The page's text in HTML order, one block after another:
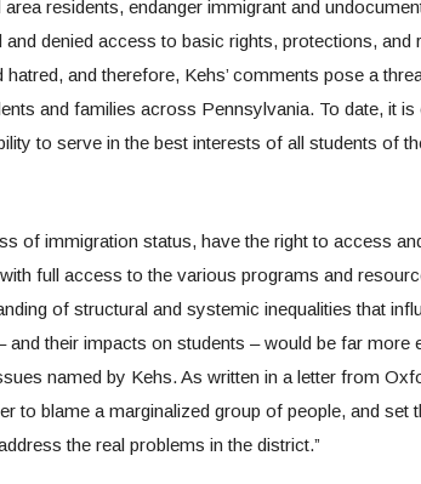
residents, endanger immigrant and
and denied access to basic rights, protections,
and therefore, Kehs’ comments pose a
and families across Pennsylvania. To date, it
to serve in the best interests of all students of
of immigration status, have the right to access
full access to the various programs and
of structural and systemic inequalities that
and their impacts on students – would be far more
named by Kehs. As written in a letter from
to blame a marginalized group of people, and set
the real problems in the district.”